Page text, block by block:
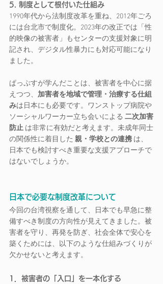
5. 制度として根付いた仕組み
1990年代から法制度改革を重ね、2012年ごろ
には台北市で制度化。2023年の改正では「性
的映像の被害者」もセンターの支援対象に明
記され、デジタル性暴力にも対応可能になり
ました。
ぱっぷすが学んだことは、被害者を中心に据
えつつ、 加害者を地域で管理・治療する仕組
みは日本にも必要です。ワンストップ病院や
ソーシャルワーカー立ち会いによる 二次加害
防止 は非常に有効だと考えます。未成年同士
の関係性に着目した 親・学校との連携 は、
日本でも検討すべき重要な支援アプローチで
はないでしょうか。
日本で必要な制度改革について
今回の台湾視察を通して、日本でも早急に整
備すべき制度の方向性が見えてきました。被
害者を守り、再発を防ぎ、社会全体で安心を
築くためには、以下のような仕組みづくりが
欠かせないと考えます。
1．被害者の「入口」を一本化する